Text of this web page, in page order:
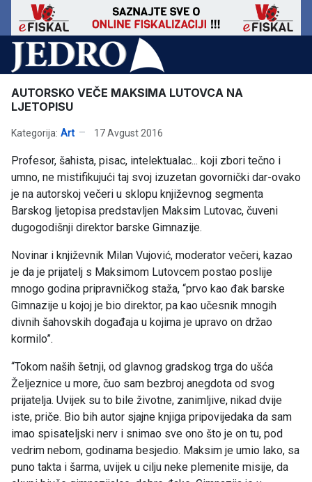
AUTORSKO VEČE MAKSIMA LUTOVCA NA
LJETOPISU
Kategorija: Art 17 Avgust 2016
Profesor, šahista, pisac, intelektualac... koji zbori tečno i
umno, ne mistifikujući taj svoj izuzetan govornički dar-ovako
je na autorskoj večeri u sklopu književnog segmenta
Barskog ljetopisa predstavljen Maksim Lutovac, čuveni
dugogodišnji direktor barske Gimnazije.
Novinar i književnik Milan Vujović, moderator večeri, kazao
je da je prijatelj s Maksimom Lutovcem postao poslije
mnogo godina pripravničkog staža, “prvo kao đak barske
Gimnazije u kojoj je bio direktor, pa kao učesnik mnogih
divnih šahovskih događaja u kojima je upravo on držao
kormilo”.
“Tokom naših šetnji, od glavnog gradskog trga do ušća
Željeznice u more, čuo sam bezbroj anegdota od svog
prijatelja. Uvijek su to bile životne, zanimljive, nikad dvije
iste, priče. Bio bih autor sjajne knjiga pripovijedaka da sam
imao spisateljski nerv i snimao sve ono što je on tu, pod
vedrim nebom, godinama besjedio. Maksim je umio lako, sa
puno takta i šarma, uvijek u cilju neke plemenite misije, da